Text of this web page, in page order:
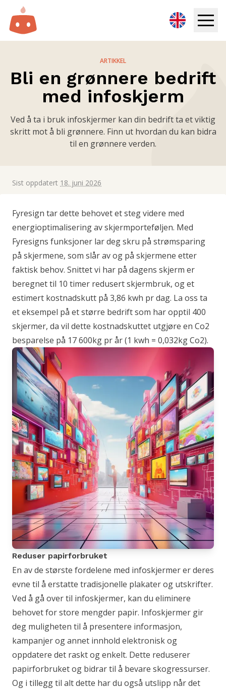
Løsninger
Priser
Prøv gratis
Book demo
ARTIKKEL
Bli en grønnere bedrift
med infoskjerm
Ved å ta i bruk infoskjermer kan din bedrift ta et viktig
skritt mot å bli grønnere. Finn ut hvordan du kan bidra
til en grønnere verden.
Sist oppdatert 18. juni 2026
Fyresign tar dette behovet et steg videre med
energioptimalisering av skjermporteføljen. Med
Fyresigns funksjoner lar deg skru på strømsparing
på skjermene, som slår av og på skjermene etter
faktisk behov. Snittet vi har på dagens skjerm er
beregnet til 10 timer redusert skjermbruk, og et
estimert kostnadskutt på 3,86 kwh pr dag. La oss ta
et eksempel på et større bedrift som har opptil 400
skjermer, da vil dette kostnadskuttet utgjøre en Co2
besparelse på 17 600kg pr år (1 kwh = 0,032kg Co2).
Reduser papirforbruket
En av de største fordelene med infoskjermer er deres
evne til å erstatte tradisjonelle plakater og utskrifter.
Ved å gå over til infoskjermer, kan du eliminere
behovet for store mengder papir. Infoskjermer gir
deg muligheten til å presentere informasjon,
kampanjer og annet innhold elektronisk og
oppdatere det raskt og enkelt. Dette reduserer
papirforbruket og bidrar til å bevare skogressurser.
Og i tillegg til alt dette har du også utslipp når det